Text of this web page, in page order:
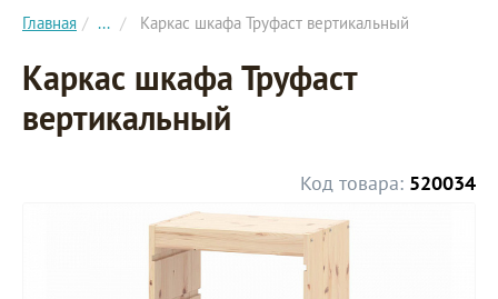
Главная ... Каркас шкафа Труфаст вертикальный
Каркас шкафа Труфаст
вертикальный
Код товара: 520034